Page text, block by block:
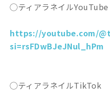
◯ティアラネイルYouTube
https://youtube.com/
si=rsFDwBJeJNul_hPm
◯ティアラネイルTikTok